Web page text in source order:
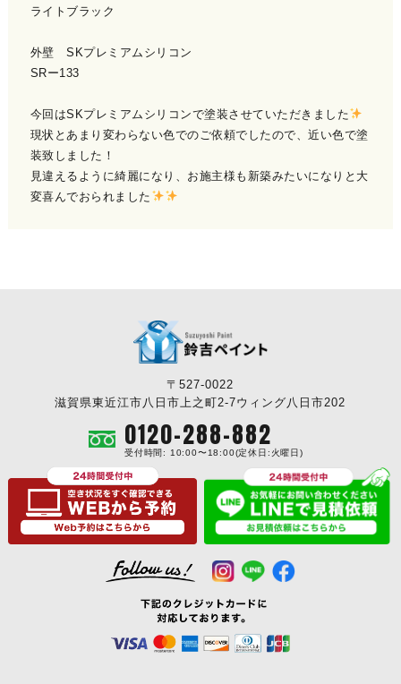
ライトブラック
外壁 SKプレミアムシリコン
SRー133
今回はSKプレミアムシリコンで塗装させていただきました
現状とあまり変わらない色でのご依頼でしたので、近い色で塗
装致しました！
見違えるように綺麗になり、お施主様も新築みたいになりと大
変喜んでおられました
〒527-0022
滋賀県東近江市八日市上之町2-7ウィング八日市202
0120-288-882
受付時間: 10:00〜18:00(定休日:火曜日)